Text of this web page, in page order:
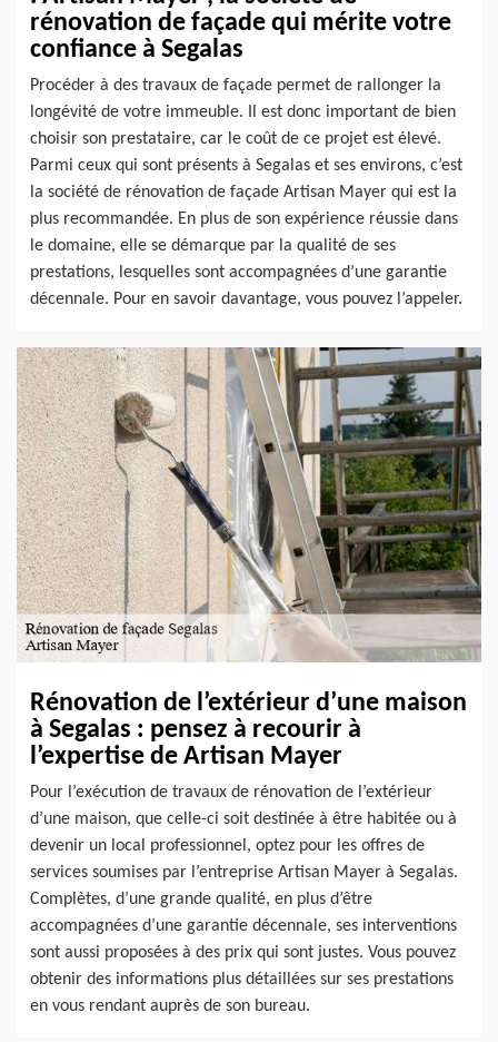
rénovation de façade qui mérite votre
confiance à Segalas
Procéder à des travaux de façade permet de rallonger la
longévité de votre immeuble. Il est donc important de bien
choisir son prestataire, car le coût de ce projet est élevé.
Parmi ceux qui sont présents à Segalas et ses environs, c’est
la société de rénovation de façade Artisan Mayer qui est la
plus recommandée. En plus de son expérience réussie dans
le domaine, elle se démarque par la qualité de ses
prestations, lesquelles sont accompagnées d’une garantie
décennale. Pour en savoir davantage, vous pouvez l’appeler.
Rénovation de l’extérieur d’une maison
à Segalas : pensez à recourir à
l’expertise de Artisan Mayer
Pour l’exécution de travaux de rénovation de l’extérieur
d’une maison, que celle-ci soit destinée à être habitée ou à
devenir un local professionnel, optez pour les offres de
services soumises par l’entreprise Artisan Mayer à Segalas.
Complètes, d’une grande qualité, en plus d’être
accompagnées d’une garantie décennale, ses interventions
sont aussi proposées à des prix qui sont justes. Vous pouvez
obtenir des informations plus détaillées sur ses prestations
en vous rendant auprès de son bureau.